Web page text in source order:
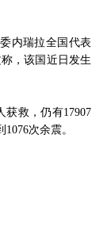
内瑞拉全国代表
，该国近日发生
获救，仍有17907
次余震。